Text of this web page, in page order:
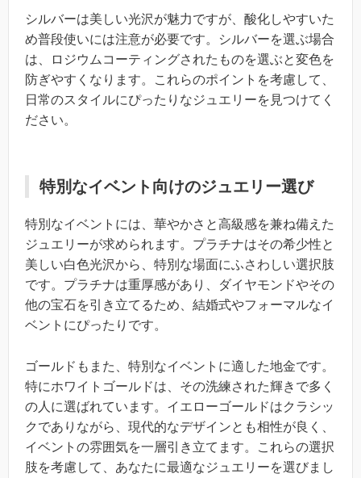
シルバーは美しい光沢が魅力ですが、酸化しやすいた
め普段使いには注意が必要です。シルバーを選ぶ場合
は、ロジウムコーティングされたものを選ぶと変色を
防ぎやすくなります。これらのポイントを考慮して、
日常のスタイルにぴったりなジュエリーを見つけてく
ださい。
特別なイベント向けのジュエリー選び
特別なイベントには、華やかさと高級感を兼ね備えた
ジュエリーが求められます。プラチナはその希少性と
美しい白色光沢から、特別な場面にふさわしい選択肢
です。プラチナは重厚感があり、ダイヤモンドやその
他の宝石を引き立てるため、結婚式やフォーマルなイ
ベントにぴったりです。
ゴールドもまた、特別なイベントに適した地金です。
特にホワイトゴールドは、その洗練された輝きで多く
の人に選ばれています。イエローゴールドはクラシッ
クでありながら、現代的なデザインとも相性が良く、
イベントの雰囲気を一層引き立てます。これらの選択
肢を考慮して、あなたに最適なジュエリーを選びまし